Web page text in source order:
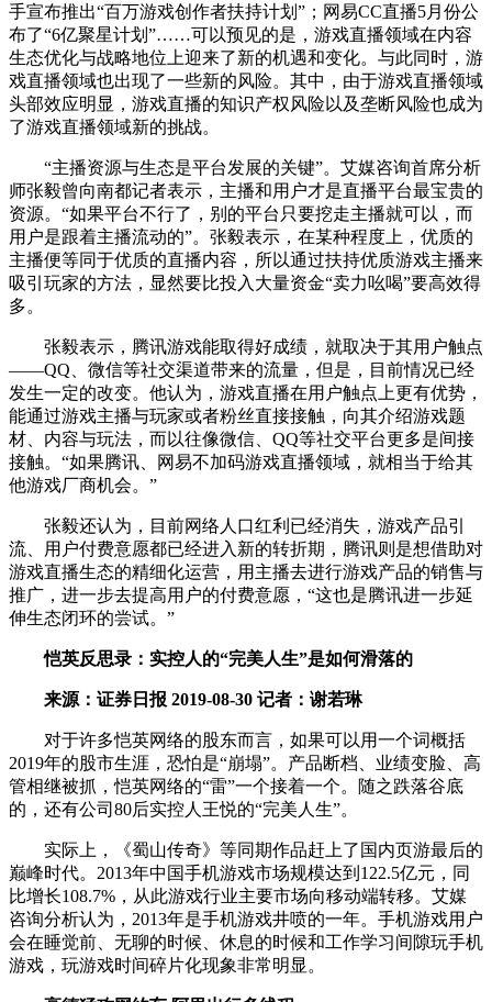
手宣布推出“百万游戏创作者扶持计划”；网易CC直播5月份公
布了“6亿聚星计划”……可以预见的是，游戏直播领域在内容
生态优化与战略地位上迎来了新的机遇和变化。与此同时，游
戏直播领域也出现了一些新的风险。其中，由于游戏直播领域
头部效应明显，游戏直播的知识产权风险以及垄断风险也成为
了游戏直播领域新的挑战。
“主播资源与生态是平台发展的关键”。艾媒咨询首席分析
师张毅曾向南都记者表示，主播和用户才是直播平台最宝贵的
资源。“如果平台不行了，别的平台只要挖走主播就可以，而
用户是跟着主播流动的”。张毅表示，在某种程度上，优质的
主播便等同于优质的直播内容，所以通过扶持优质游戏主播来
吸引玩家的方法，显然要比投入大量资金“卖力吆喝”要高效得
多。
张毅表示，腾讯游戏能取得好成绩，就取决于其用户触点
——QQ、微信等社交渠道带来的流量，但是，目前情况已经
发生一定的改变。他认为，游戏直播在用户触点上更有优势，
能通过游戏主播与玩家或者粉丝直接接触，向其介绍游戏题
材、内容与玩法，而以往像微信、QQ等社交平台更多是间接
接触。“如果腾讯、网易不加码游戏直播领域，就相当于给其
他游戏厂商机会。”
张毅还认为，目前网络人口红利已经消失，游戏产品引
流、用户付费意愿都已经进入新的转折期，腾讯则是想借助对
游戏直播生态的精细化运营，用主播去进行游戏产品的销售与
推广，进一步去提高用户的付费意愿，“这也是腾讯进一步延
伸生态闭环的尝试。”
恺英反思录：实控人的“完美人生”是如何滑落的
来源：证券日报 2019-08-30 记者：谢若琳
对于许多恺英网络的股东而言，如果可以用一个词概括
2019年的股市生涯，恐怕是“崩塌”。产品断档、业绩变脸、高
管相继被抓，恺英网络的“雷”一个接着一个。随之跌落谷底
的，还有公司80后实控人王悦的“完美人生”。
实际上，《蜀山传奇》等同期作品赶上了国内页游最后的
巅峰时代。2013年中国手机游戏市场规模达到122.5亿元，同
比增长108.7%，从此游戏行业主要市场向移动端转移。艾媒
咨询分析认为，2013年是手机游戏井喷的一年。手机游戏用户
会在睡觉前、无聊的时候、休息的时候和工作学习间隙玩手机
游戏，玩游戏时间碎片化现象非常明显。